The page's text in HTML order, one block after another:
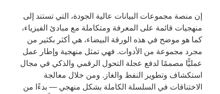
إن منصة مجموعات البيانات عالية الجودة، التي تستند إلى
منهجيات قائمة على المعرفة ومتكاملة مع مبادئ الفيزياء،
كما هو موضح في هذه الورقة البيضاء، هي أكثر بكثير من
مجرد مجموعة من الأدوات. فهي تمثل منهجية وإطار عمل
عمليًّا مصممًا لدفع عجلة التحول الرقمي والذكي في مجال
استكشاف وتطوير النفط والغاز. ومن خلال معالجة
الاختناقات في السلسلة الكاملة بشكل منهجي — بدءًا من